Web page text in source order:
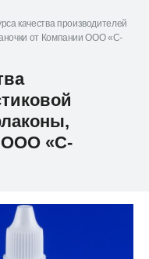
качества производителей
от Компании ООО «С-
ООО «С-